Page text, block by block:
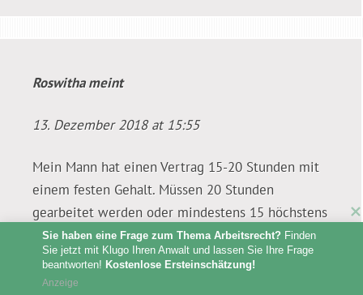
Roswithameint
13. Dezember 2018 at 15:55
Mein Mann hat einen Vertrag 15-20 Stunden mit
einem festen Gehalt. Müssen 20 Stunden
gearbeitet werden oder mindestens 15 höchstens
20 Stunden bei gleichbleibendem Gehalt? Er
arbeitet als Hausmeister in einem Hospiz.
Momentan sind nur 5 von 12 Betten belegt und
Sie haben eine Frage zum Thema Arbeitsrecht? Finden
Sie jetzt mit Klugo Ihren Anwalt und lassen Sie Ihre Frage
beantworten! Kostenlose Ersteinschätzung!
Anzeige